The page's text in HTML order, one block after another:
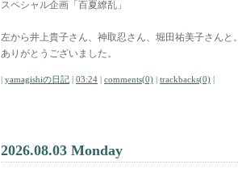
スペシャル企画「百夏繚乱」
左から井上貴子さん、神取忍さん、堀田祐美子さんと。
ありがとうございました。
| yamagishiの日記 | 03:24 | comments(0) | trackbacks(0) |
2026.08.03 Monday